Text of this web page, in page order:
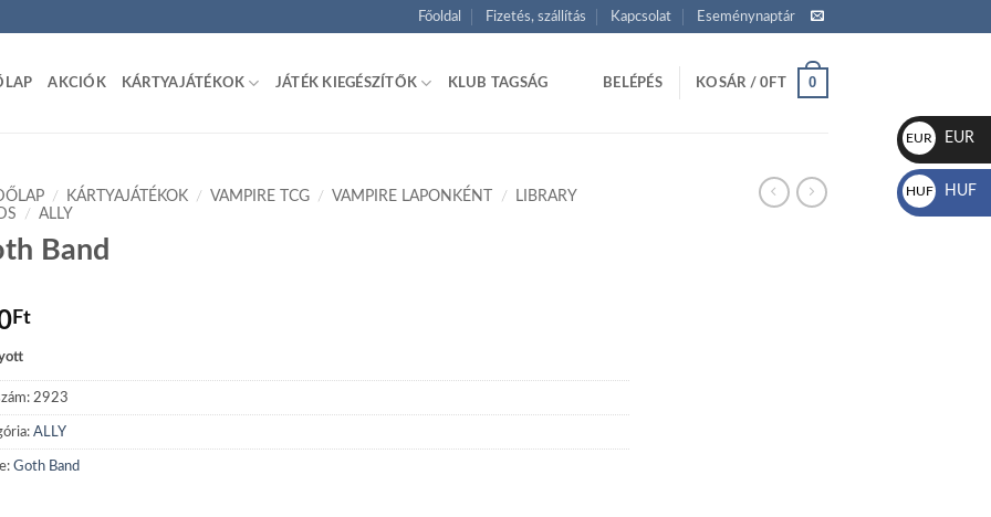
Főoldal Fizetés, szállítás Kapcsolat Eseménynaptár
AKCIÓK KÁRTYAJÁTÉKOK JÁTÉK KIEGÉSZÍTŐK KLUB TAGSÁG BELÉPÉS KOSÁR /0FT 0
/ KÁRTYAJÁTÉKOK / VAMPIRE TCG / VAMPIRE LAPONKÉNT /
LIBRARY
/ ALLY
Band
Ft
2923
ALLY
Goth Band
EUR
€
EUR
HUF
Ft
HUF